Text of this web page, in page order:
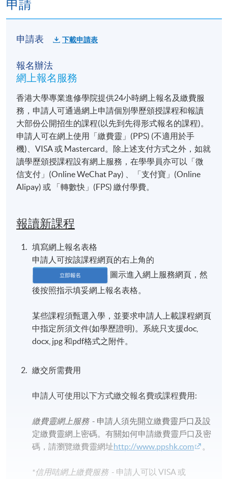
申請
申請表 下載申請表
報名辦法
網上報名服務
香港大學專業進修學院提供24小時網上報名及繳費服
務，申請人可通過網上申請個別學歷頒授課程和報讀
大部份公開招生的課程(以先到先得形式報名的課程)。
申請人可在網上使用「繳費靈」(PPS) (不適用於手
機)、VISA 或 Mastercard。除上述支付方式之外，如就
讀學歷頒授課程設有網上服務，在學學員亦可以「微
信支付」(Online WeChat Pay) 、「支付寶」(Online
Alipay) 或 「轉數快」(FPS) 繳付學費。
報讀新課程
填寫網上報名表格
申請人可按該課程網頁的右上角的
圖示進入網上服務網頁，然
後按照指示填妥網上報名表格。
某些課程須甄選入學，並要求申請人上載課程網頁
中指定所須文件(如學歷證明)。系統只支援doc,
docx, jpg 和pdf格式之附件。
繳交所需費用
申請人可使用以下方式繳交報名費或課程費用:
繳費靈網上服務- 申請人須先開立繳費靈戶口及設
定繳費靈網上密碼。有關如何申請繳費靈戶口及密
碼，請瀏覽繳費靈網址http://www.ppshk.com 。
*信用咭網上繳費服務- 申請人可以 VISA 或